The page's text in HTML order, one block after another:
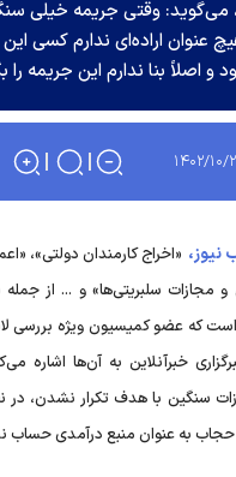
می‌گوید: وقتی جریمه خیلی
عنوان اراده‌ای ندارم کسی
اصلاً بنا ندارم این جریمه را
۱۰/۲۴
نیوز، «اخراج کارمندان دولتی»،
و مجازات سلبریتی‌ها» و ... از
که عضو کمیسیون ویژه بررسی
خبرآنلاین به آن‌ها اشاره
سنگین با هدف تکرار نشدن، در
به عنوان منبع درآمدی